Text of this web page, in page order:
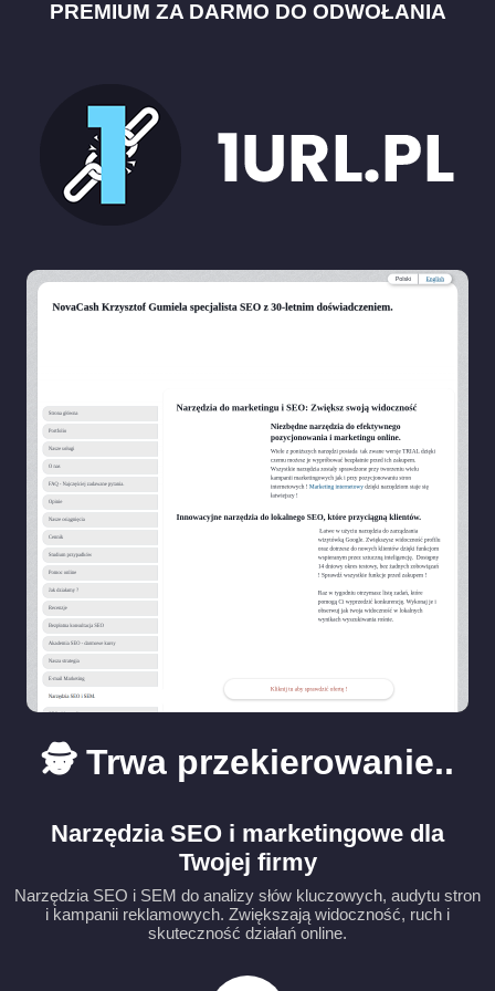
PREMIUM ZA DARMO DO ODWOŁANIA
🕵️ Trwa przekierowanie..
Narzędzia SEO i marketingowe dla
Twojej firmy
Narzędzia SEO i SEM do analizy słów kluczowych, audytu stron
i kampanii reklamowych. Zwiększają widoczność, ruch i
skuteczność działań online.